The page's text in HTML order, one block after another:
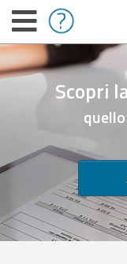
Scopri